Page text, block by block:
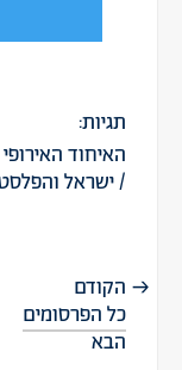
תגיות:
האיחוד האירופי
/ישראל
הקודם
כל הפרסומים
הבא